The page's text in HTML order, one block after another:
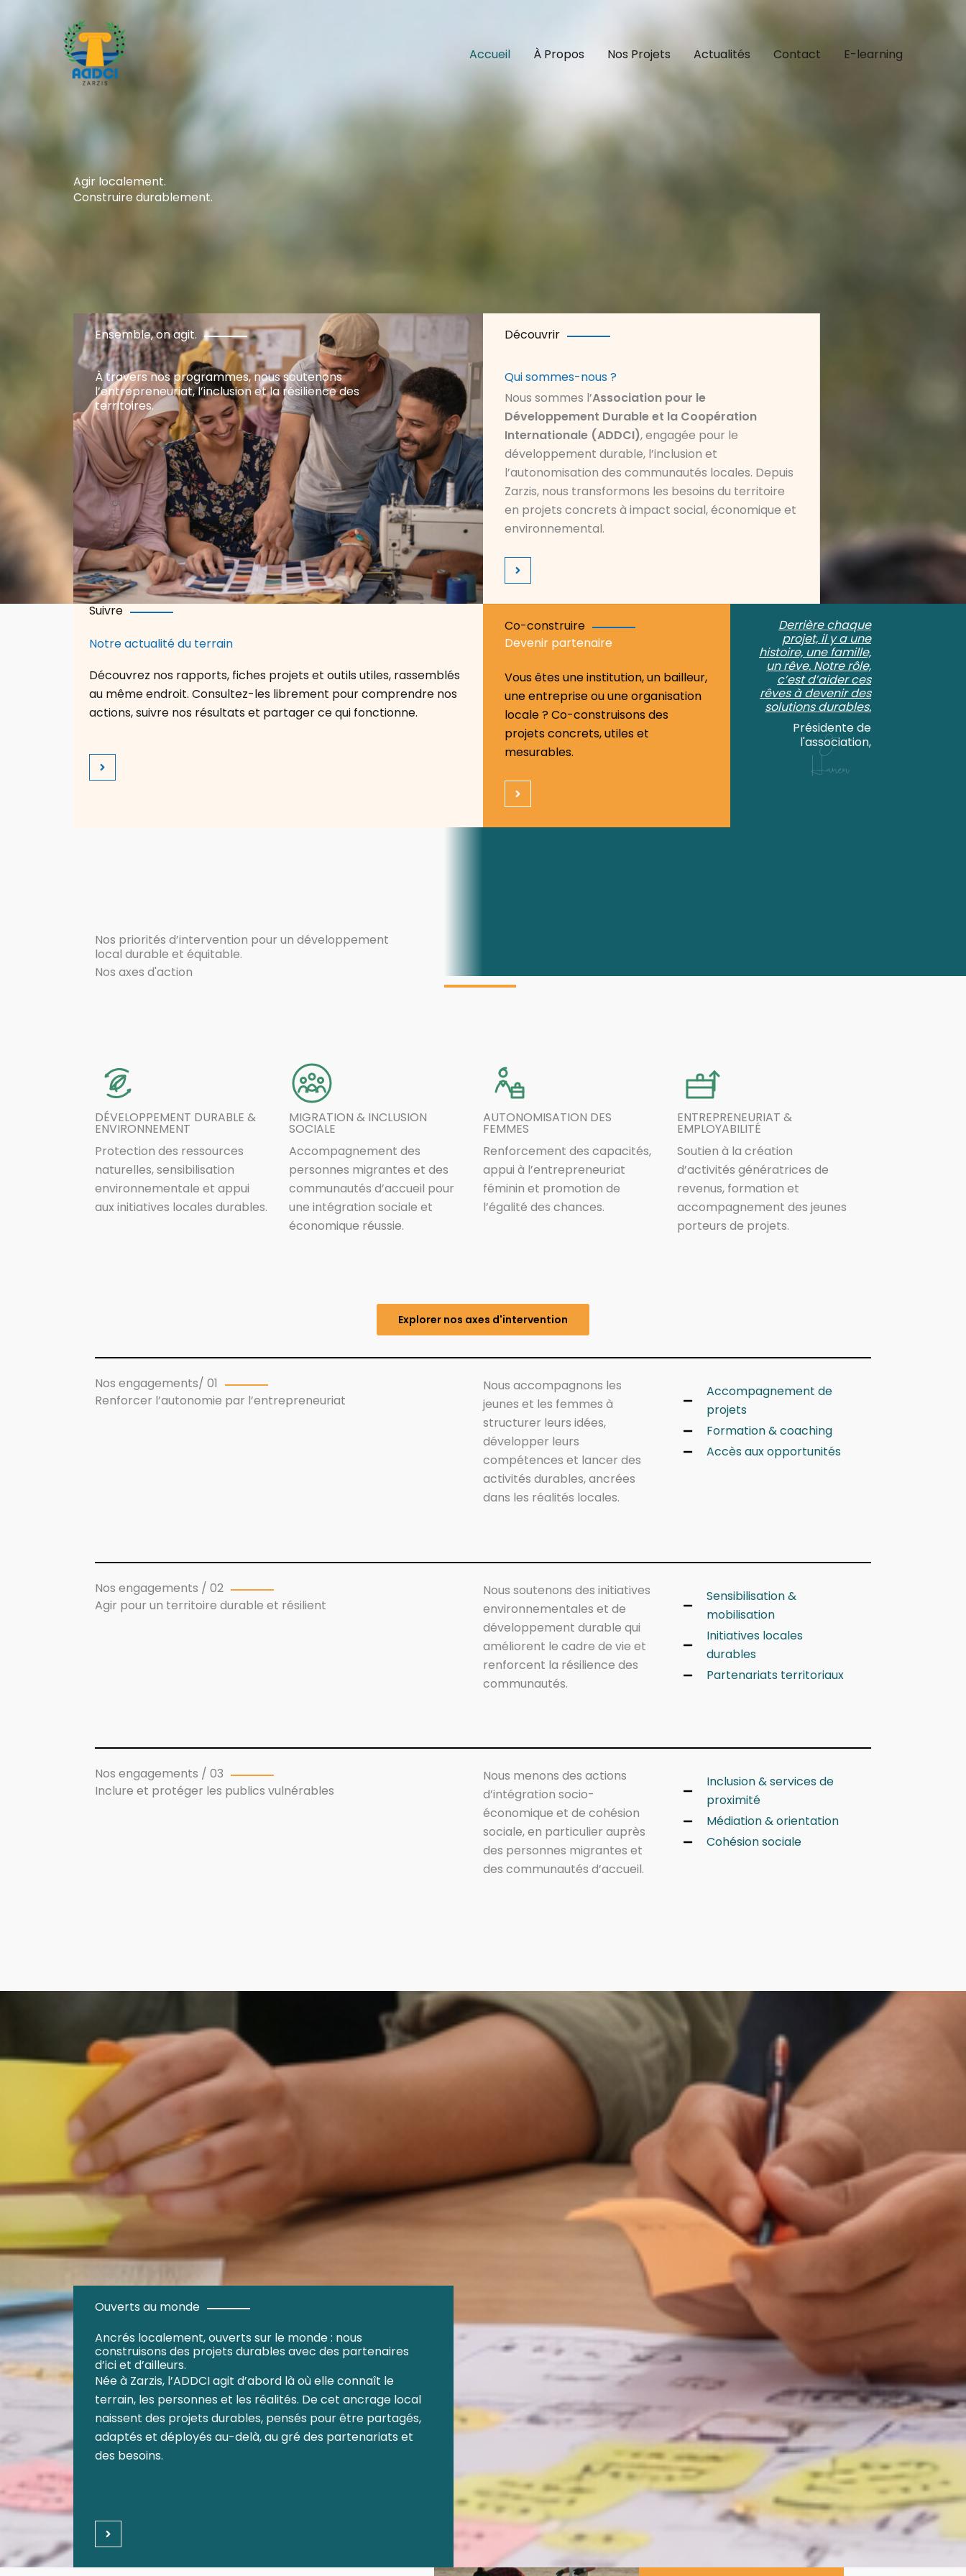
Accueil À Propos Nos Projets Actualités Contact E-learning
Agir localement.
Construire durablement.
Ensemble, on agit.
À travers nos programmes, nous soutenons
l’entrepreneuriat, l’inclusion et la résilience des
territoires.
Découvrir
Qui sommes-nous ?
Nous sommes l’Association pour le
Développement Durable et la Coopération
Internationale (ADDCI), engagée pour le
développement durable, l’inclusion et
l’autonomisation des communautés locales. Depuis
Zarzis, nous transformons les besoins du territoire
en projets concrets à impact social, économique et
environnemental.
Suivre
Notre actualité du terrain
Découvrez nos rapports, fiches projets et outils utiles, rassemblés
au même endroit. Consultez-les librement pour comprendre nos
actions, suivre nos résultats et partager ce qui fonctionne.
Co-construire
Devenir partenaire
Vous êtes une institution, un bailleur,
une entreprise ou une organisation
locale ? Co-construisons des
projets concrets, utiles et
mesurables.
Derrière chaque
projet, il y a une
histoire, une famille,
un rêve. Notre rôle,
c’est d’aider ces
rêves à devenir des
solutions durables.
Présidente de
l'association,
Nos priorités d’intervention pour un développement
local durable et équitable.
Nos axes d'action
DÉVELOPPEMENT DURABLE &
ENVIRONNEMENT
Protection des ressources
naturelles, sensibilisation
environnementale et appui
aux initiatives locales durables.
MIGRATION & INCLUSION
SOCIALE
Accompagnement des
personnes migrantes et des
communautés d’accueil pour
une intégration sociale et
économique réussie.
AUTONOMISATION DES
FEMMES
Renforcement des capacités,
appui à l’entrepreneuriat
féminin et promotion de
l’égalité des chances.
ENTREPRENEURIAT &
EMPLOYABILITÉ
Soutien à la création
d’activités génératrices de
revenus, formation et
accompagnement des jeunes
porteurs de projets.
Explorer nos axes d'intervention
Nos engagements/ 01
Renforcer l’autonomie par l’entrepreneuriat
Nous accompagnons les
jeunes et les femmes à
structurer leurs idées,
développer leurs
compétences et lancer des
activités durables, ancrées
dans les réalités locales.
Accompagnement de
projets
Formation & coaching
Accès aux opportunités
Nos engagements / 02
Agir pour un territoire durable et résilient
Nous soutenons des initiatives
environnementales et de
développement durable qui
améliorent le cadre de vie et
renforcent la résilience des
communautés.
Sensibilisation &
mobilisation
Initiatives locales
durables
Partenariats territoriaux
Nos engagements / 03
Inclure et protéger les publics vulnérables
Nous menons des actions
d’intégration socio-
économique et de cohésion
sociale, en particulier auprès
des personnes migrantes et
des communautés d’accueil.
Inclusion & services de
proximité
Médiation & orientation
Cohésion sociale
Ouverts au monde
Ancrés localement, ouverts sur le monde : nous
construisons des projets durables avec des partenaires
d’ici et d’ailleurs.
Née à Zarzis, l’ADDCI agit d’abord là où elle connaît le
terrain, les personnes et les réalités. De cet ancrage local
naissent des projets durables, pensés pour être partagés,
adaptés et déployés au-delà, au gré des partenariats et
des besoins.